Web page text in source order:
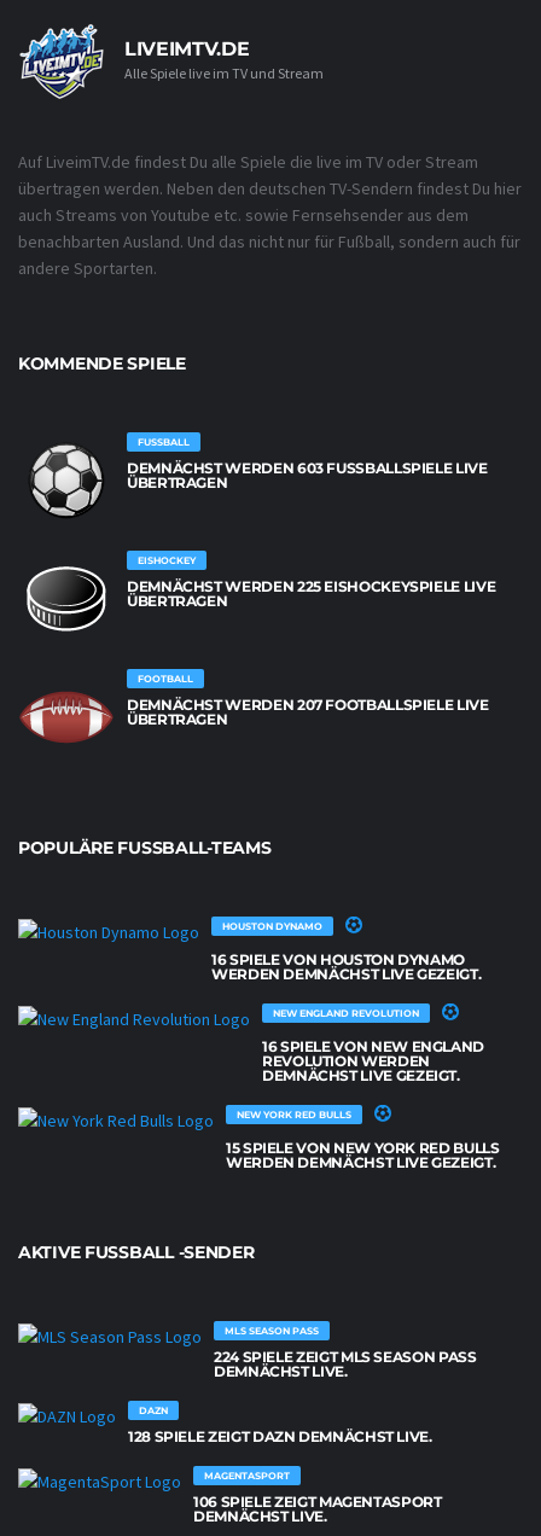
LIVEIMTV.DE
Alle Spiele live im TV und Stream
Auf LiveimTV.de findest Du alle Spiele die live im TV oder Stream
übertragen werden. Neben den deutschen TV-Sendern findest Du hier
auch Streams von Youtube etc. sowie Fernsehsender aus dem
benachbarten Ausland. Und das nicht nur für Fußball, sondern auch für
andere Sportarten.
KOMMENDE SPIELE
FUSSBALL
DEMNÄCHST WERDEN 603 FUSSBALLSPIELE LIVE Ü
BERTRAGEN
EISHOCKEY
DEMNÄCHST WERDEN 225 EISHOCKEYSPIELE LIVE
ÜBERTRAGEN
FOOTBALL
DEMNÄCHST WERDEN 207 FOOTBALLSPIELE LIVE
ÜBERTRAGEN
POPULÄRE FUSSBALL-TEAMS
HOUSTON DYNAMO
16 SPIELE VON HOUSTON DYNAMO
WERDEN DEMNÄCHST LIVE GEZEIGT.
NEW ENGLAND REVOLUTION
16 SPIELE VON NEW ENGLAND
REVOLUTION WERDEN
DEMNÄCHST LIVE GEZEIGT.
NEW YORK RED BULLS
15 SPIELE VON NEW YORK RED BULLS
WERDEN DEMNÄCHST LIVE GEZEIGT.
AKTIVE FUSSBALL -SENDER
MLS SEASON PASS
224 SPIELE ZEIGT MLS SEASON PASS
DEMNÄCHST LIVE.
DAZN
128 SPIELE ZEIGT DAZN DEMNÄCHST LIVE.
MAGENTASPORT
106 SPIELE ZEIGT MAGENTASPORT
DEMNÄCHST LIVE.